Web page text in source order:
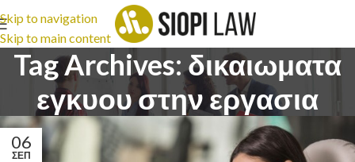
Skip to navigation
Skip to main content
Tag Archives: δικαιωματα
εγκυου στην εργασια
06
ΣΕΠ